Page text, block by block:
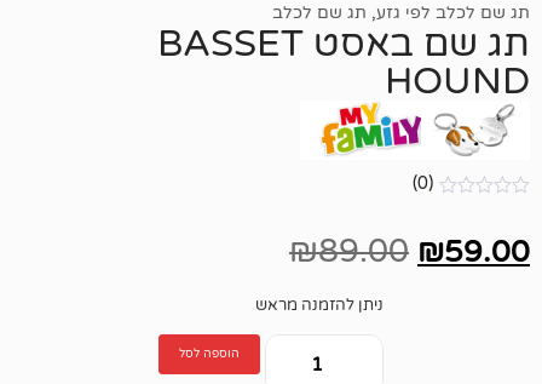
,תג שם לכלב
תג שם באסט BASSET
₪89.00
הוספה לסל